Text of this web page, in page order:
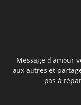
Message d'amour
aux autres et
pas à